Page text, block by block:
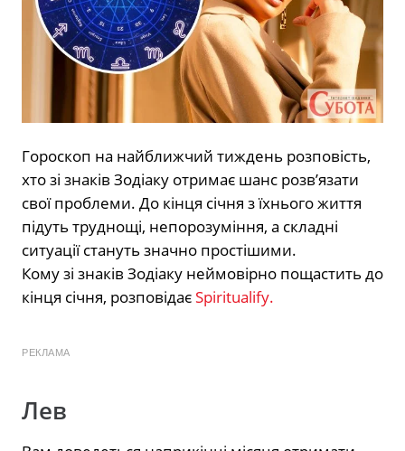
Гороскоп на найближчий тиждень розповість,
хто зі знаків Зодіаку отримає шанс розв’язати
свої проблеми. До кінця січня з їхнього життя
підуть труднощі, непорозуміння, а складні
ситуації стануть значно простішими.
Кому зі знаків Зодіаку неймовірно пощастить до
кінця січня, розповідаєSpiritualify.
РЕКЛАМА
Лев